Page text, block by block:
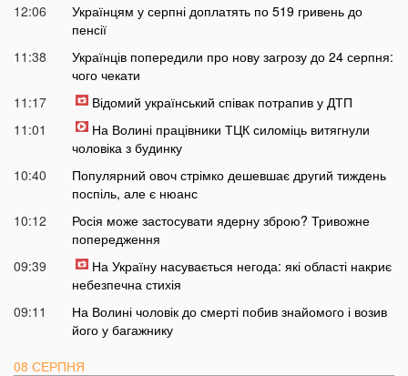
12:06
Українцям у серпні доплатять по 519 гривень до
пенсії
11:38
Українців попередили про нову загрозу до 24 серпня:
чого чекати
11:17
Відомий український співак потрапив у ДТП
11:01
На Волині працівники ТЦК силоміць витягнули
чоловіка з будинку
10:40
Популярний овоч стрімко дешевшає другий тиждень
поспіль, але є нюанс
10:12
Росія може застосувати ядерну зброю? Тривожне
попередження
09:39
На Україну насувається негода: які області накриє
небезпечна стихія
09:11
На Волині чоловік до смерті побив знайомого і возив
його у багажнику
08 СЕРПНЯ